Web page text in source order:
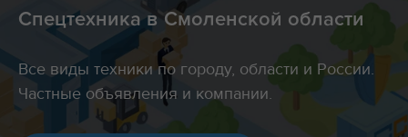
Спецтехника в Смоленской области
Все виды техники по городу, области и России.
Частные объявления и компании.